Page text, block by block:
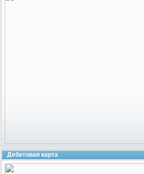
Дебетовая карта